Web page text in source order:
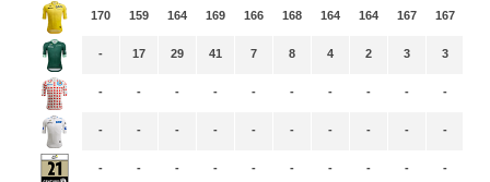
170
-
-
-
-
159
17
-
-
-
164
29
-
-
-
169
41
-
-
-
166
7
-
-
-
168
8
-
-
-
164
4
-
-
-
164
2
-
-
-
167
3
-
-
-
167
3
-
-
-